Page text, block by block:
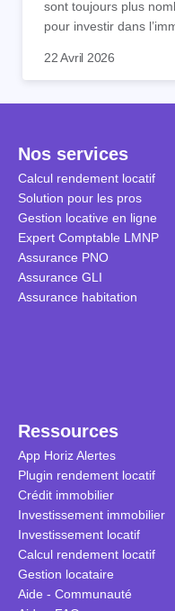
sont toujours plus
pour investir dans
nombreux avantages à
expliquons tout dans
22 Avril 2026
Nos services
Calcul rendement locatif
Solution pour les pros
Gestion locative en ligne
Expert Comptable LMNP
Assurance PNO
Assurance GLI
Assurance habitation
Ressources
App Horiz Alertes
Plugin rendement locatif
Crédit immobilier
Investissement immobilier
Investissement locatif
Calcul rendement locatif
Gestion locataire
Aide - Communauté